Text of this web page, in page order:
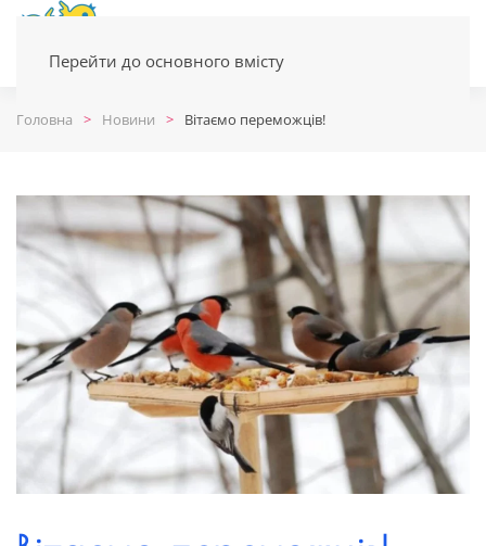
Перейти до основного вмісту
Головна Новини Вітаємо переможців!